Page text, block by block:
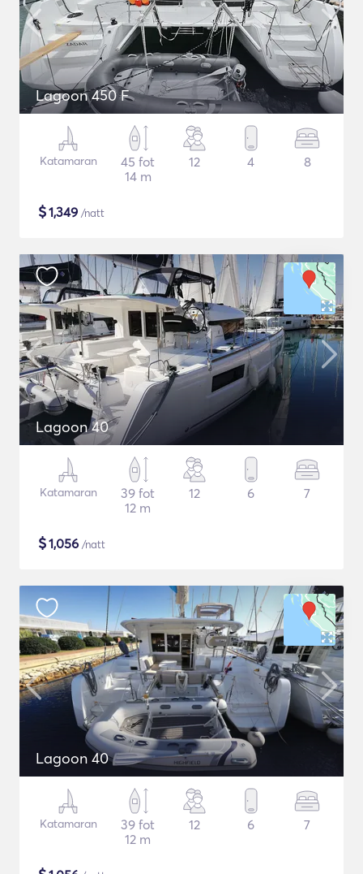
Lagoon 450 F
Katamaran
45 fot
14 m
12 4 8
$1,349 /natt
Lagoon 40
Katamaran
39 fot
12 m
12 6 7
$1,056 /natt
Lagoon 40
Katamaran
39 fot
12 m
12 6 7